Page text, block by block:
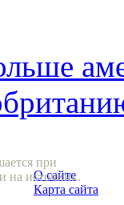
при
на источник.
О сайте
Карта сайта